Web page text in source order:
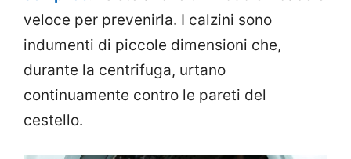
veloce per prevenirla. I calzini sono
indumenti di piccole dimensioni che,
durante la centrifuga, urtano
continuamente contro le pareti del
cestello.